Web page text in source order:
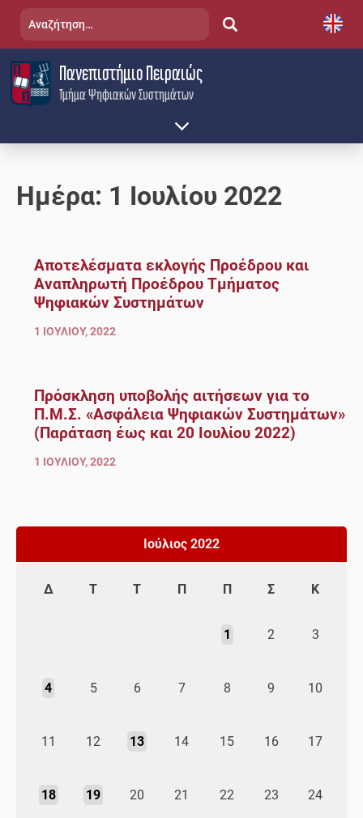
content
Τμήμα Ψηφιακών Συστημάτων
Πανεπιστήμιο Πειραιώς
Αναζήτηση
Ημέρα: 1 Ιουλίου 2022
Αποτελέσματα εκλογής Προέδρου και
Αναπληρωτή Προέδρου Τμήματος
Ψηφιακών Συστημάτων
1 ΙΟΥΛΊΟΥ, 2022
Πρόσκληση υποβολής αιτήσεων για το
Π.Μ.Σ. «Ασφάλεια Ψηφιακών Συστημάτων»
(Παράταση έως και 20 Ιουλίου 2022)
1 ΙΟΥΛΊΟΥ, 2022
Ιούλιος 2022
Δ Τ Τ Π Π Σ Κ
1 2 3
4 5 6 7 8 9 10
11 12 13 14 15 16 17
18 19 20 21 22 23 24